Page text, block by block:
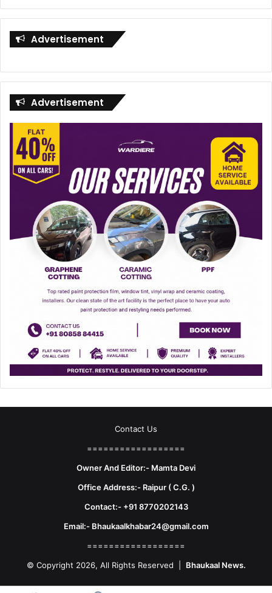
Advertisement
Advertisement
Contact Us
==================
Owner And Editor:- Mamta Devi
Office Address:- Raipur ( C.G. )
Contact:- +91 8770202143
Email:- Bhaukaalkhabar24@gmail.com
==================
© Copyright 2026, All Rights Reserved | Bhaukaal News.